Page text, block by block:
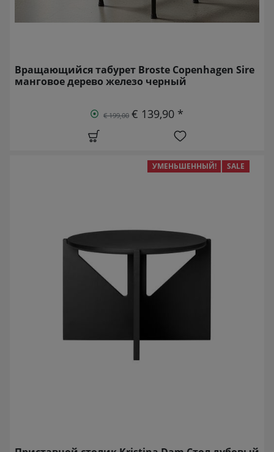
Вращающийся табурет Broste Copenhagen Sire
манговое дерево железо черный
€ 199,00 € 139,90 *
УМЕНЬШЕННЫЙ! SALE